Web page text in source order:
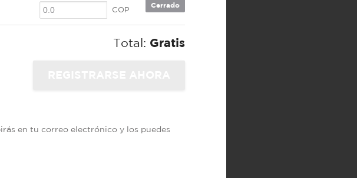
COP
Cerrado
Total: Gratis
en tu correo electrónico y los puedes